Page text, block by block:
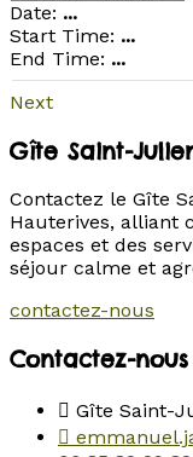
Date: ...
Start Time: ...
End Time: ...
Next
Gîte Saint-
Contactez le Gîte
Hauterives, alliant
espaces et des
séjour calme et
contactez-nous
Contactez-nous
Gîte Saint-